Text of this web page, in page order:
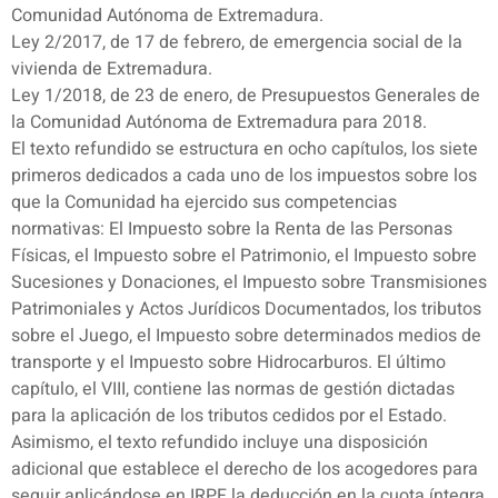
Comunidad Autónoma de Extremadura.
Ley 2/2017, de 17 de febrero, de emergencia social de la
vivienda de Extremadura.
Ley 1/2018, de 23 de enero, de Presupuestos Generales de
la Comunidad Autónoma de Extremadura para 2018.
El texto refundido se estructura en ocho capítulos, los siete
primeros dedicados a cada uno de los impuestos sobre los
que la Comunidad ha ejercido sus competencias
normativas: El Impuesto sobre la Renta de las Personas
Físicas, el Impuesto sobre el Patrimonio, el Impuesto sobre
Sucesiones y Donaciones, el Impuesto sobre Transmisiones
Patrimoniales y Actos Jurídicos Documentados, los tributos
sobre el Juego, el Impuesto sobre determinados medios de
transporte y el Impuesto sobre Hidrocarburos. El último
capítulo, el VIII, contiene las normas de gestión dictadas
para la aplicación de los tributos cedidos por el Estado.
Asimismo, el texto refundido incluye una disposición
adicional que establece el derecho de los acogedores para